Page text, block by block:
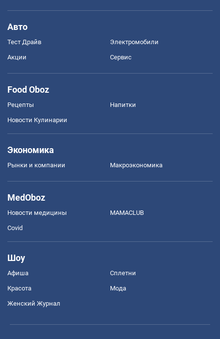
Авто
Тест Драйв Электромобили
Акции Сервис
Food Oboz
Рецепты Напитки
Новости Кулинарии
Экономика
Рынки и компании Mакроэкономика
MedOboz
Новости медицины MAMACLUB
Covid
Шоу
Афиша Сплетни
Красота Мода
Женский Журнал